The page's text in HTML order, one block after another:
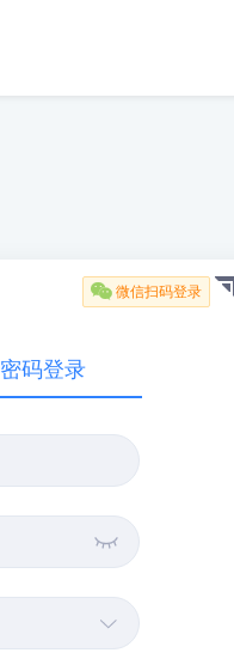
 微信扫码登录
密码登录

